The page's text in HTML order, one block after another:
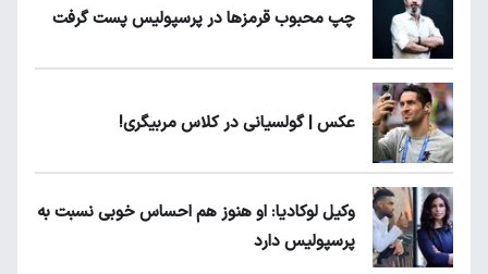
چپ محبوب قرمزها در پرسپولیس پست گرفت
عکس | گولسیانی در کلاس مربیگری!
وکیل لوکادیا: او هنوز هم احساس خوبی نسبت به
پرسپولیس دارد